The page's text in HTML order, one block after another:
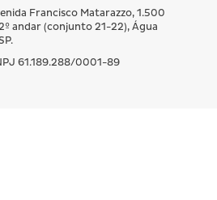
Francisco Matarazzo, 1.500
andar (conjunto 21-22), Água
61.189.288/0001-89